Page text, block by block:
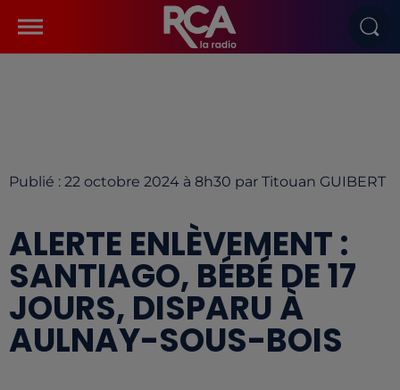
Publié : 22 octobre 2024 à 8h30 par Titouan GUIBERT
ALERTE ENLÈVEMENT :
SANTIAGO, BÉBÉ DE 17
JOURS, DISPARU À
AULNAY-SOUS-BOIS